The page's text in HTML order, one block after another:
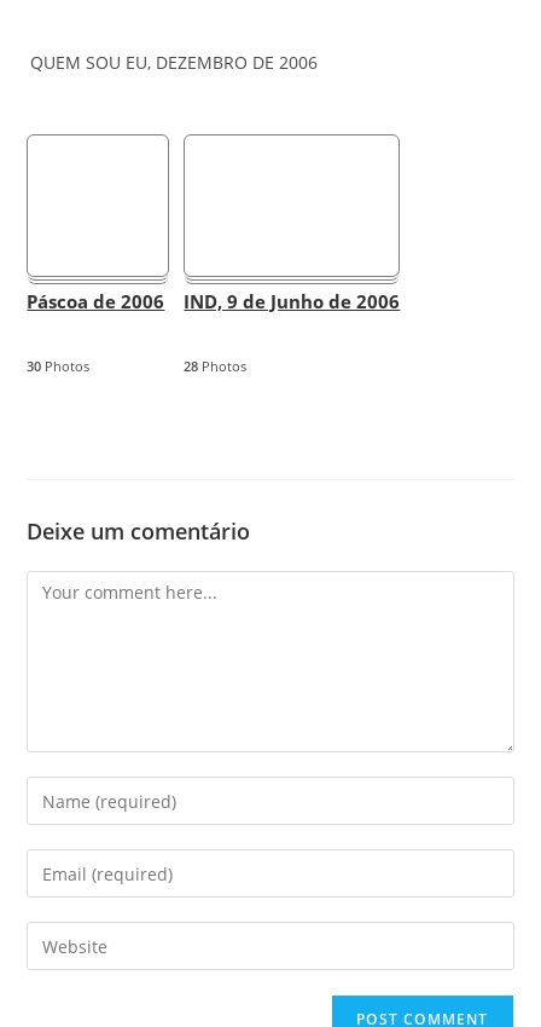
QUEM SOU EU, DEZEMBRO DE 2006
Páscoa de 2006
30 Photos
IND, 9 de Junho de 2006
28 Photos
Deixe um comentário
Comment
Enter
your
name
comment
Enter
your
email
address
Enter
your